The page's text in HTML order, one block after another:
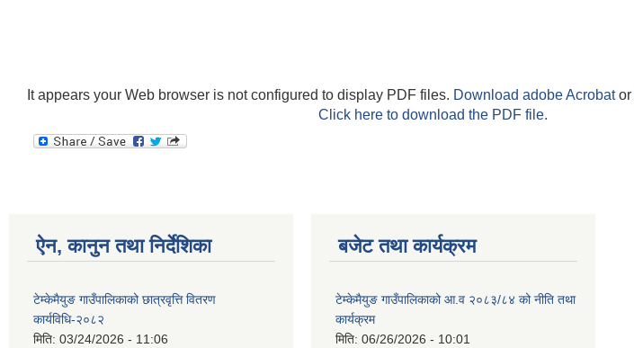
It appears your Web browser is not configured to display PDF files. Download adobe Acrobator
Click here to download the PDF file.
ऐन, कानुन तथा निर्देशिका
टेम्केमैयुङ गाउँपालिकाको छात्रवृत्ति वितरण
कार्यविधि-२०८२
मिति: 03/24/2026 - 11:06
बजेट तथा कार्यक्रम
टेम्केमैयुङ गाउँपालिकाको आ.व २०८३/८४ को नीति तथा
कार्यक्रम
मिति: 06/26/2026 - 10:01